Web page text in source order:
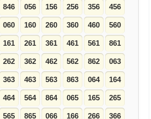
846 056 156 256 356 456
060 160 260 360 460 560
161 261 361 461 561 861
262 362 462 562 862 063
363 463 563 863 064 164
464 564 864 065 165 265
565 865 066 166 266 366